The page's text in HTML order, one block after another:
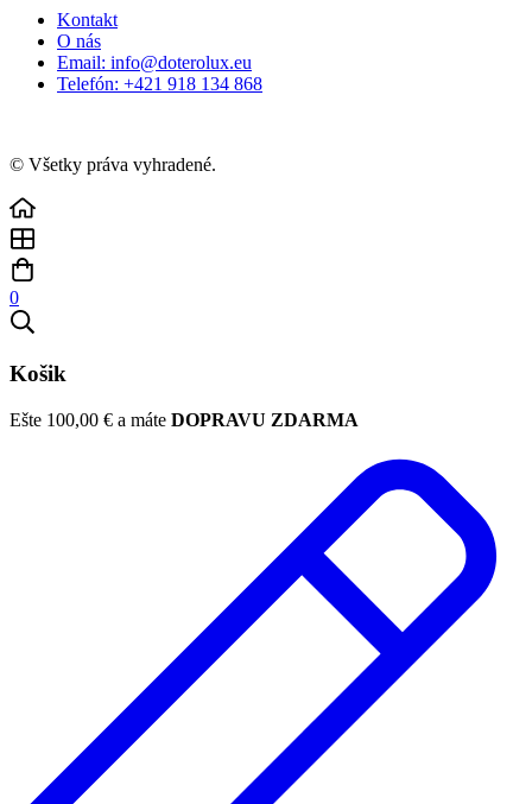
Kontakt
O nás
Email: info@doterolux.eu
Telefón: +421 918 134 868
© Všetky práva vyhradené.
0
Košik
Ešte 100,00 € a máte DOPRAVU ZDARMA